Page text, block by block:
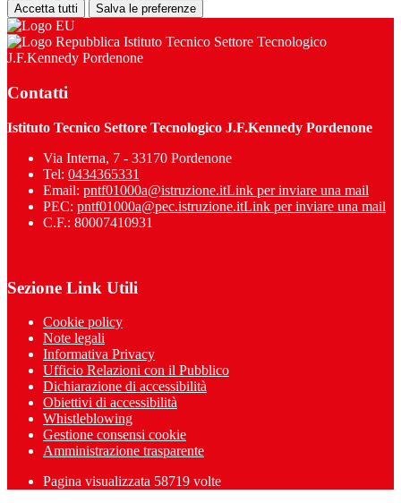
Accetta tutti Salva le preferenze
Istituto Tecnico Settore Tecnologico
J.F.Kennedy Pordenone
Contatti
Istituto Tecnico Settore Tecnologico J.F.Kennedy Pordenone
Via Interna, 7 - 33170 Pordenone
Tel: 0434365331
Email: pntf01000a@istruzione.itLink per inviare una mail
PEC: pntf01000a@pec.istruzione.itLink per inviare una mail
C.F.: 80007410931
Sezione Link Utili
Cookie policy
Note legali
Informativa Privacy
Ufficio Relazioni con il Pubblico
Dichiarazione di accessibilità
Obiettivi di accessibilità
Whistleblowing
Gestione consensi cookie
Amministrazione trasparente
Pagina visualizzata 58719 volte